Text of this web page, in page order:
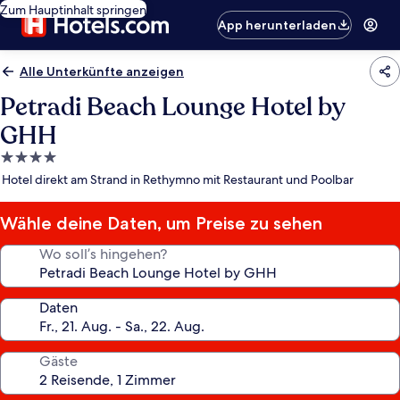
Zum Hauptinhalt springen
App herunterladen
Alle Unterkünfte anzeigen
Petradi Beach Lounge Hotel by
GHH
4.0-
Sterne-
Hotel direkt am Strand in Rethymno mit Restaurant und Poolbar
Wähle deine Daten, um Preise zu sehen
Wo soll’s hingehen?
Daten
Gäste